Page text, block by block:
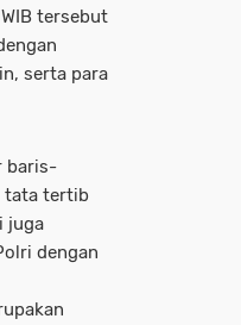
tersebut
serta para
baris-
tata tertib
juga
dengan